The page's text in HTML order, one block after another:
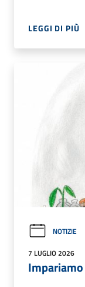
LEGGI DI PIÙ
NOTIZIE
7 LUGLIO 2026